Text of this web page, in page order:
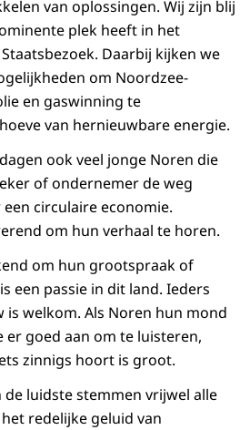
van oplossingen. Wij zijn blij
plek heeft in het
Daarbij kijken we
om Noordzee-
en gaswinning te
van hernieuwbare energie.
ook veel jonge Noren die
of ondernemer de weg
circulaire economie.
om hun verhaal te horen.
om hun grootspraak of
een passie in dit land. Ieders
welkom. Als Noren hun mond
er goed aan om te luisteren,
zinnigs hoort is groot.
luidste stemmen vrijwel alle
redelijke geluid van